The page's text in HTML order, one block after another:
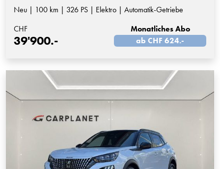
Neu | 100 km | 326 PS | Elektro | Automatik-Getriebe
CHF
39'900.-
Monatliches Abo
ab CHF 624.-